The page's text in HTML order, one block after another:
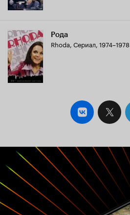
Рода
Rhoda, Сериал, 1974–1978